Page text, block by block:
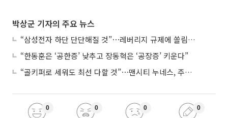
박상군 기자의 주요 뉴스
“삼성전자 하단 단단해질 것”⋯레버리지 규제에 쏠림 완화
“한동훈은 ‘공한증’ 낮추고 장동혁은 ‘공장증’ 키운다”
“골키퍼로 세워도 최선 다할 것”⋯맨시티 누네스, 주전 경쟁 각오
0 0 0 0